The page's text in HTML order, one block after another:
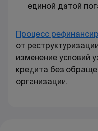
единой датой
Процесс
от
изменение условий
кредита без
организации.